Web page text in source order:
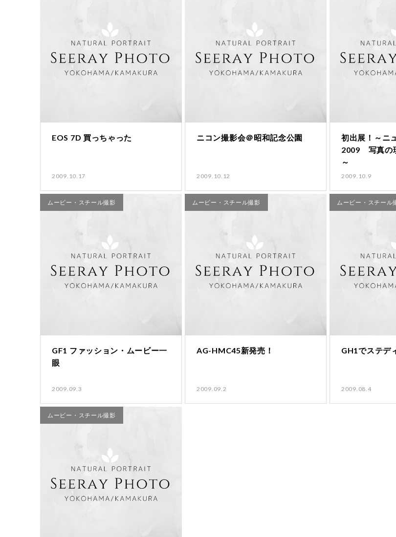
EOS 7D 買っちゃった
2009.10.17
ニコン撮影会＠昭和記念公園
2009.10.12
初出展！～ニ
2009 写真の
～
2009.10.9
ムービー・スチール撮影
GF1 ファッション・ムービー一
眼
2009.09.3
ムービー・スチール撮影
AG-HMC45新発売！
2009.09.2
ムービー・スチール
GH1でステデ
2009.08.4
ムービー・スチール撮影